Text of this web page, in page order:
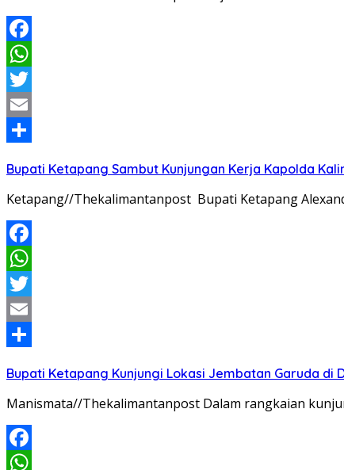
Facebook
WhatsApp
Twitter
Email
Bupati Ketapang Sambut Kunjungan Kerja Kapolda
Ketapang//Thekalimantanpost Bupati Ketapang
Facebook
WhatsApp
Twitter
Email
Bupati Ketapang Kunjungi Lokasi Jembatan Garuda di
Manismata//Thekalimantanpost Dalam rangkaian
Facebook